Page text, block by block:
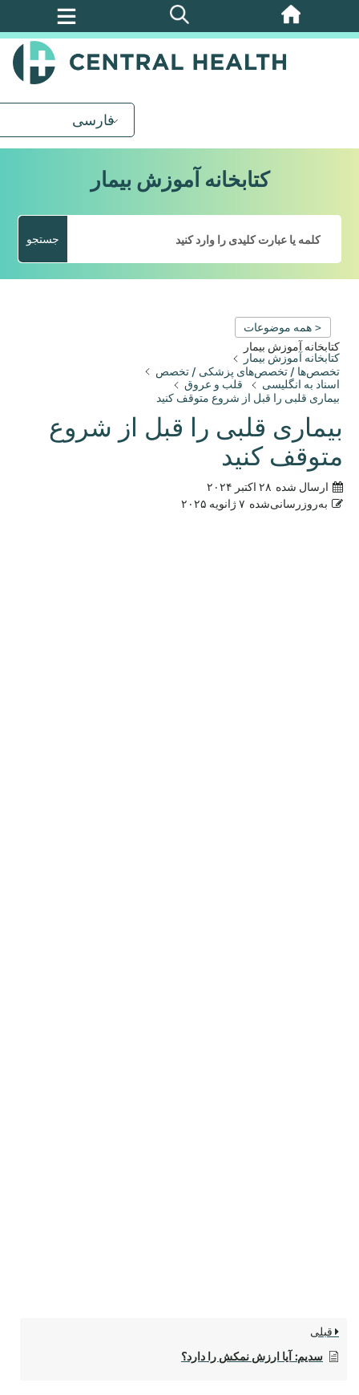
پرش
فارسی
کتابخانه آموزش بیمار
جستجو
< همه موضوعات
کتابخانه آموزش بیمار
کتابخانه آموزش بیمار
تخصص‌ها / تخصص‌های پزشکی / تخصص
اسناد به انگلیسی
قلب و عروق
بیماری قلبی را قبل از شروع متوقف کنید
بیماری قلبی را قبل از شروع
متوقف کنید
ارسال شده ۲۸ اکتبر ۲۰۲۴
به‌روزرسانی‌شده ۷ ژانویه ۲۰۲۵
قبلی
سدیم: آیا ارزش نمکش را دارد؟